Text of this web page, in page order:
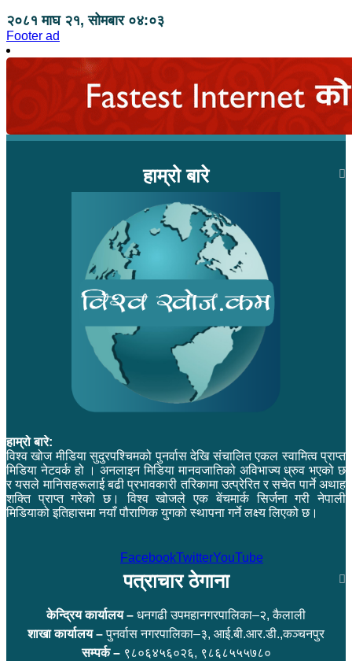
२०८१ माघ २१, सोमबार ०४:०३
Footer ad
हाम्रो बारे
हाम्रो बारे:
विश्व खोज मीडिया सुदुरपश्चिमको पुनर्वास देखि संचालित एकल स्वामित्व प्राप्त
मिडिया नेटवर्क हो । अनलाइन मिडिया मानवजातिको अविभाज्य ध्रुव भएको छ
र यसले मानिसहरूलाई बढी प्रभावकारी तरिकामा उत्प्रेरित र सचेत पार्ने अथाह
शक्ति प्राप्त गरेको छ। विश्व खोजले एक बेंचमार्क सिर्जना गरी नेपाली
मिडियाको इतिहासमा नयाँ पौराणिक युगको स्थापना गर्ने लक्ष्य लिएको छ।
FacebookTwitterYouTube
पत्राचार ठेगाना
केन्द्रिय कार्यालय – धनगढी उपमहानगरपालिका–२, कैलाली
शाखा कार्यालय –पुनर्वास नगरपालिका–३, आई.बी.आर.डी.,कञ्चनपुर
सम्पर्क –९८०६४५६०२६, ९८६८५५५७८०